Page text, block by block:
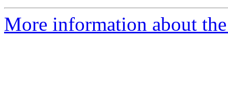
More information about